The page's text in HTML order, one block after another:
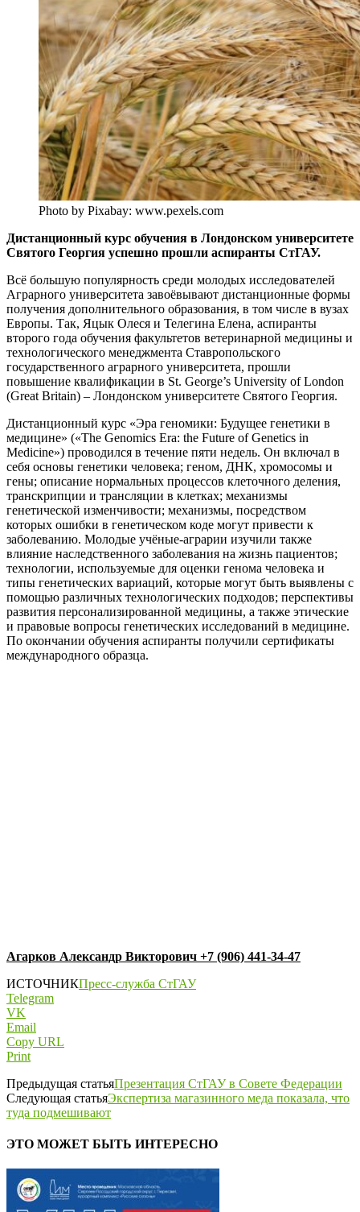
Photo by Pixabay: www.pexels.com
Дистанционный курс обучения в Лондонском университете
Святого Георгия успешно прошли аспиранты СтГАУ.
Всё большую популярность среди молодых исследователей
Аграрного университета завоёвывают дистанционные формы
получения дополнительного образования, в том числе в вузах
Европы. Так, Яцык Олеся и Телегина Елена, аспиранты
второго года обучения факультетов ветеринарной медицины и
технологического менеджмента Ставропольского
государственного аграрного университета, прошли
повышение квалификации в St. George’s University of London
(Great Britain) – Лондонском университете Святого Георгия.
Дистанционный курс «Эра геномики: Будущее генетики в
медицине» («The Genomics Era: the Future of Genetics in
Medicine») проводился в течение пяти недель. Он включал в
себя основы генетики человека; геном, ДНК, хромосомы и
гены; описание нормальных процессов клеточного деления,
транскрипции и трансляции в клетках; механизмы
генетической изменчивости; механизмы, посредством
которых ошибки в генетическом коде могут привести к
заболеванию. Молодые учёные-аграрии изучили также
влияние наследственного заболевания на жизнь пациентов;
технологии, используемые для оценки генома человека и
типы генетических вариаций, которые могут быть выявлены с
помощью различных технологических подходов; перспективы
развития персонализированной медицины, а также этические
и правовые вопросы генетических исследований в медицине.
По окончании обучения аспиранты получили сертификаты
международного образца.
Агарков Александр Викторович +7 (906) 441-34-47
ИСТОЧНИКПресс-служба СтГАУ
Telegram
VK
Email
Copy URL
Print
Предыдущая статьяПрезентация СтГАУ в Совете Федерации
Следующая статьяЭкспертиза магазинного меда показала, что
туда подмешивают
ЭТО МОЖЕТ БЫТЬ ИНТЕРЕСНО